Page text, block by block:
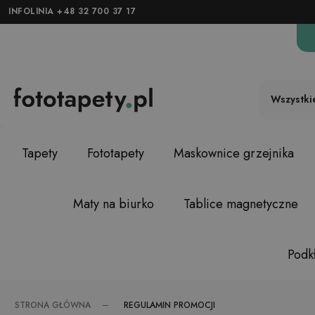
INFOLINIA +48 32 700 37 17
Tapety Fototapety Maskownice grzejnika
Maty na biurko Tablice magnetyczne
STRONA GŁÓWNA REGULAMIN PROMOCJI